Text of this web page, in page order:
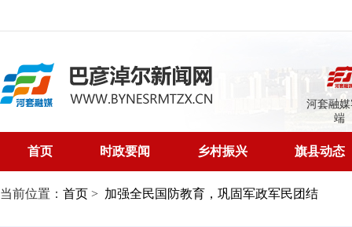
河套融
端
首页 时政要闻 乡村振兴 旗县动态
当前位置： 首页 > 加强全民国防教育，巩固军政军民团结